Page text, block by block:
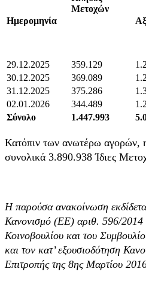
Ημερομηνία
Μετοχών
29.12.2025 359.129
30.12.2025
369.089
31.12.2025
375.286
02.01.2026
344.489
Σύνολο
1.447.993
Κατόπιν των ανωτέρω αγορών,
συνολικά 3.890.938 Ίδιες
Η παρούσα ανακοίνωση
Κανονισμό (ΕΕ) αριθ. 596/2014
Κοινοβουλίου και του
και τον κατ’ εξουσιοδότηση
Επιτροπής της 8ης Μαρτίου